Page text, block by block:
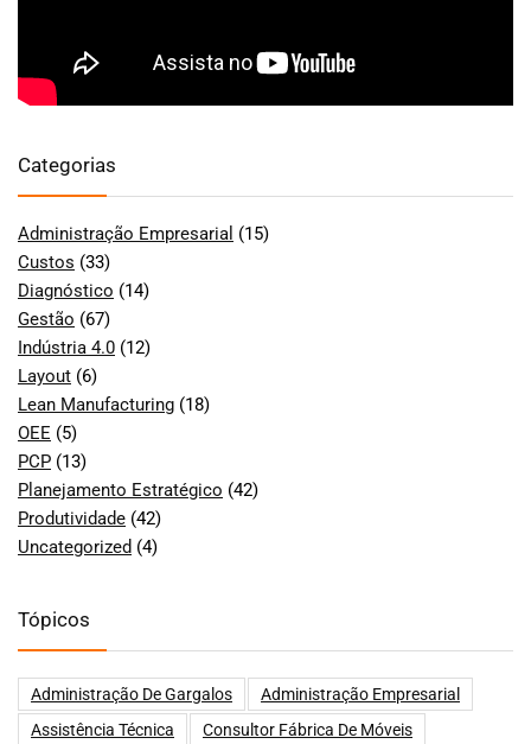
Categorias
Administração Empresarial (15)
Custos (33)
Diagnóstico (14)
Gestão (67)
Indústria 4.0 (12)
Layout (6)
Lean Manufacturing (18)
OEE (5)
PCP (13)
Planejamento Estratégico (42)
Produtividade (42)
Uncategorized (4)
Tópicos
Administração De Gargalos
Administração Empresarial
Assistência Técnica
Consultor Fábrica De Móveis